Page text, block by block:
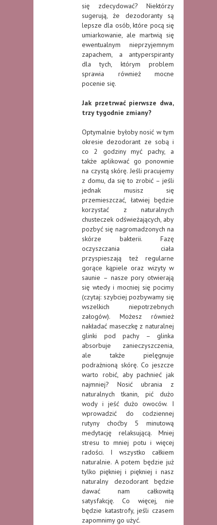
się zdecydować? Niektórzy
sugerują, że dezodoranty są
lepsze dla osób, które pocą się
umiarkowanie, ale martwią się
ewentualnym nieprzyjemnym
zapachem, a antyperspiranty
dla tych, którym problem
sprawia również mocne
pocenie się.
Jak przetrwać pierwsze dwa,
trzy tygodnie zmiany?
Optymalnie byłoby nosić w tym
okresie dezodorant ze sobą i
co 2 godziny myć pachy, a
także aplikować go ponownie
na czystą skórę. Jeśli pracujemy
z domu, da się to zrobić – jeśli
jednak musisz się
przemieszczać, łatwiej będzie
korzystać z naturalnych
chusteczek odświeżających, aby
pozbyć się nagromadzonych na
skórze bakterii. Fazę
oczyszczania ciała
przyspieszają też regularne
gorące kąpiele oraz wizyty w
saunie – nasze pory otwierają
się wtedy i mocniej się pocimy
(czytaj: szybciej pozbywamy się
wszelkich niepotrzebnych
załogów). Możesz również
nakładać maseczkę z naturalnej
glinki pod pachy – glinka
absorbuje zanieczyszczenia,
ale także pielęgnuje
podrażnioną skórę. Co jeszcze
warto robić, aby pachnieć jak
najmniej? Nosić ubrania z
naturalnych tkanin, pić dużo
wody i jeść dużo owoców. I
wprowadzić do codziennej
rutyny choćby 5 minutową
medytację relaksującą. Mniej
stresu to mniej potu i więcej
radości. I wszystko całkiem
naturalnie. A potem będzie już
tylko piękniej i piękniej i nasz
naturalny dezodorant będzie
dawać nam całkowitą
satysfakcję. Co więcej, nie
będzie katastrofy, jeśli czasem
zapomnimy go użyć.